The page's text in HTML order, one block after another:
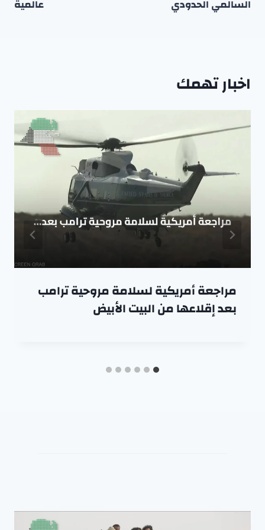
السالمي الحدودي
عالمية
اخبار تهمك
مراجعة أمريكية لسلامة مروحية ترامب
بعد إقلاعها من البيت الأبيض